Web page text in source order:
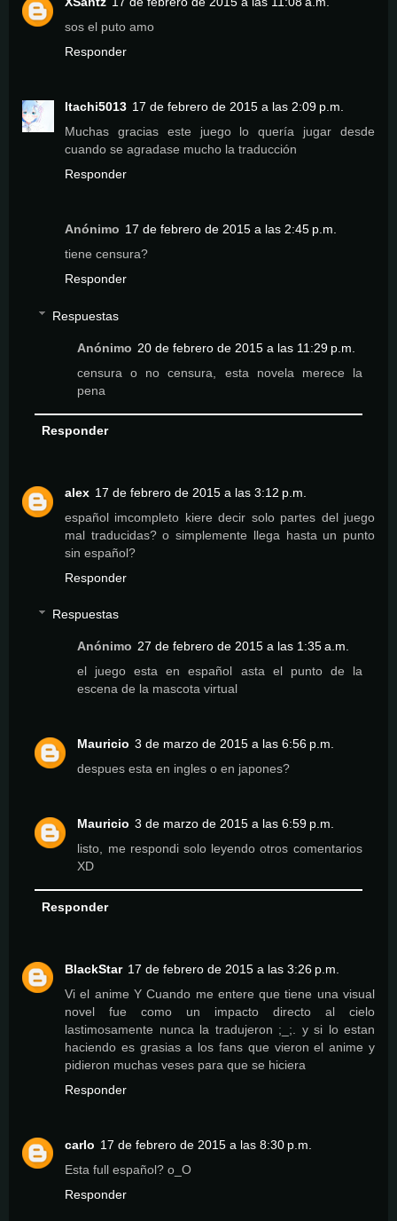
sos el puto amo
Responder
Itachi5013 17 de febrero de 2015 a las 2:09 p.m.
Muchas gracias este juego lo quería jugar desde
cuando se agradase mucho la traducción
Responder
Anónimo 17 de febrero de 2015 a las 2:45 p.m.
tiene censura?
Responder
Respuestas
Anónimo 20 de febrero de 2015 a las 11:29 p.m.
censura o no censura, esta novela merece la
pena
Responder
alex 17 de febrero de 2015 a las 3:12 p.m.
español imcompleto kiere decir solo partes del juego
mal traducidas? o simplemente llega hasta un punto
sin español?
Responder
Respuestas
Anónimo 27 de febrero de 2015 a las 1:35 a.m.
el juego esta en español asta el punto de la
escena de la mascota virtual
Mauricio 3 de marzo de 2015 a las 6:56 p.m.
despues esta en ingles o en japones?
Mauricio 3 de marzo de 2015 a las 6:59 p.m.
listo, me respondi solo leyendo otros comentarios
XD
Responder
BlackStar 17 de febrero de 2015 a las 3:26 p.m.
Vi el anime Y Cuando me entere que tiene una visual
novel fue como un impacto directo al cielo
lastimosamente nunca la tradujeron ;_;. y si lo estan
haciendo es grasias a los fans que vieron el anime y
pidieron muchas veses para que se hiciera
Responder
carlo 17 de febrero de 2015 a las 8:30 p.m.
Esta full español? o_O
Responder